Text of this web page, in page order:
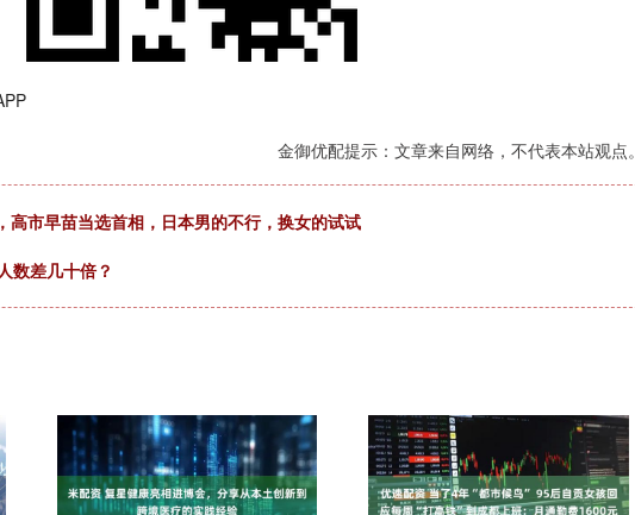
金御优配提示：文章来自网络，不代表本站观点。
高市早苗当选首相，日本男的不行，换女的试试
数差几十倍？